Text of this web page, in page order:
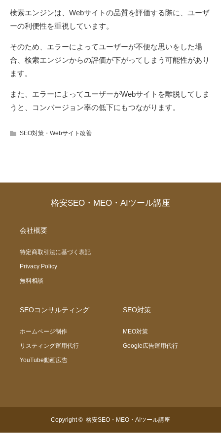
検索エンジンは、Webサイトの品質を評価する際に、ユーザ
ーの利便性を重視しています。
そのため、エラーによってユーザーが不便な思いをした場
合、検索エンジンからの評価が下がってしまう可能性があり
ます。
また、エラーによってユーザーがWebサイトを離脱してしま
うと、コンバージョン率の低下にもつながります。
SEO対策・Webサイト改善
格安SEO・MEO・AIツール講座
会社概要
特定商取引法に基づく表記
Privacy Policy
無料相談
SEOコンサルティング
ホームページ制作
リスティング運用代行
YouTube動画広告
SEO対策
MEO対策
Google広告運用代行
Copyright © 格安SEO・MEO・AIツール講座